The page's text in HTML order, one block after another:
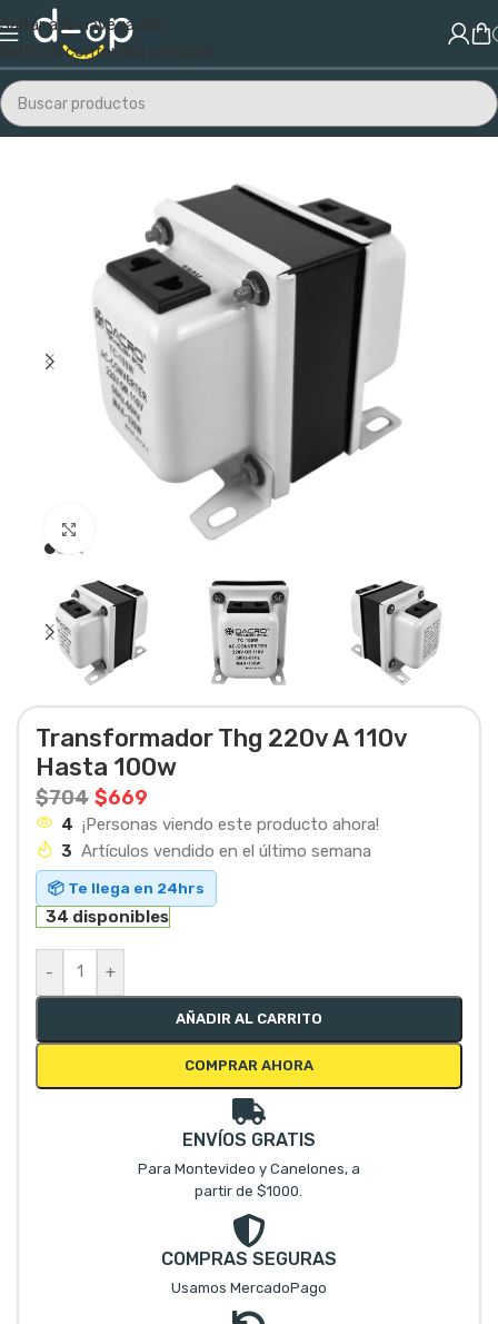
Saltar a la navegación
Saltar al contenido principal
Inicio/Electrónica/Fuentes
Haga clic para ampliar
Transformador Thg 220v A 110v
Hasta 100w
$704 $669
4 ¡Personas viendo este producto ahora!
3 Artículos vendido en el último semana
📦 Te llega en 24hrs
34 disponibles
- +
AÑADIR AL CARRITO
COMPRAR AHORA
ENVÍOS GRATIS
Para Montevideo y Canelones, a
partir de $1000.
COMPRAS SEGURAS
Usamos MercadoPago